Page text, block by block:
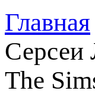
Главная
Серсеи
The